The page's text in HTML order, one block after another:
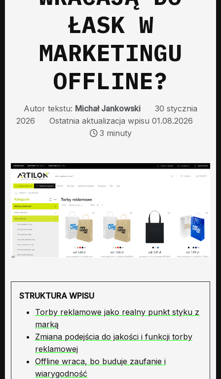
ŁASK W
MARKETINGU
OFFLINE?
Autor tekstu: Michał Jankowski
30 stycznia
2026
Ostatnia aktualizacja wpisu 01.08.2026
3 minuty
STRUKTURA WPISU
Torby reklamowe jako realny punkt styku z
marką
Zmiana podejścia do jakości i funkcji torby
reklamowej
Offline wraca, bo buduje zaufanie i
wiarygodność